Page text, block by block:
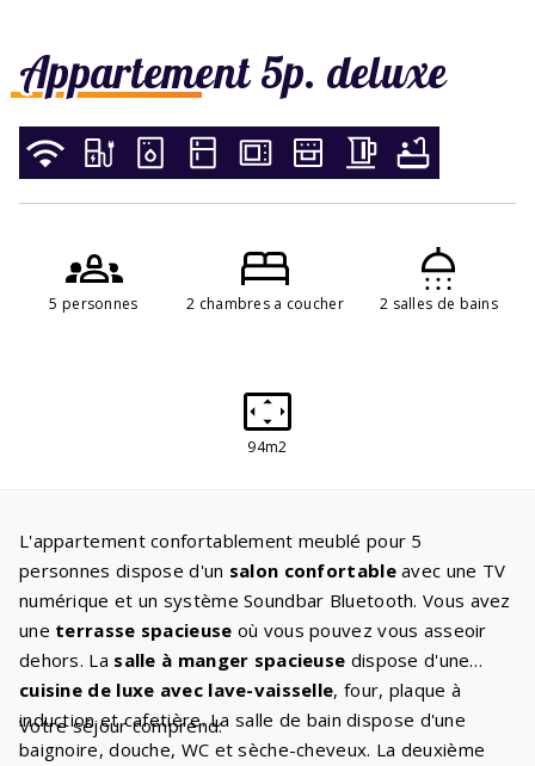
Appartement 5p. deluxe
5 personnes 2 chambres a coucher 2 salles de bains
94m2
L'appartement confortablement meublé pour 5
personnes dispose d'un salon confortableavec une TV
numérique et un système Soundbar Bluetooth. Vous avez
une terrasse spacieuse où vous pouvez vous asseoir
dehors. La salle à manger spacieuse dispose d'une
cuisine de luxe avec lave-vaisselle, four, plaque à
induction et cafetière. La salle de bain dispose d'une
baignoire, douche, WC et sèche-cheveux. La deuxième
Votre séjour comprend: